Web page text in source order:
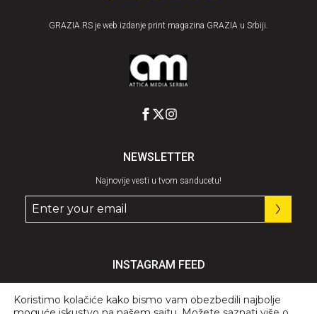
GRAZIA.RS je web izdanje print magazina GRAZIA u Srbiji.
NEWSLETTER
Najnovije vesti u tvom sanducetu!
INSTAGRAM FEED
Koristimo kolačiće kako bismo vam obezbedili najbolje